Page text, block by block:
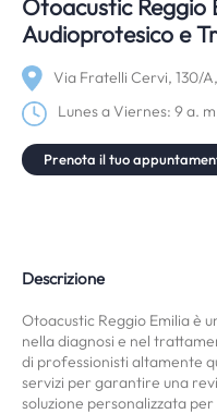
Otoacustic Reggio
Audioprotesico e
Via Fratelli Cervi, 130/
Lunes a Viernes: 9 a.
Prenota il tuo
Descrizione
Otoacustic Reggio Emilia è
nella diagnosi e nel
di professionisti altamente
servizi per garantire una
soluzione personalizzata